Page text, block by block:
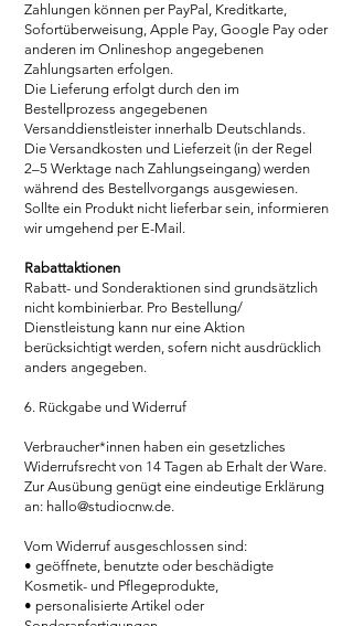
Zahlungen können per PayPal, Kreditkarte,
Sofortüberweisung, Apple Pay, Google Pay oder
anderen im Onlineshop angegebenen
Zahlungsarten erfolgen.
Die Lieferung erfolgt durch den im
Bestellprozess angegebenen
Versanddienstleister innerhalb Deutschlands.
Die Versandkosten und Lieferzeit (in der Regel
2–5 Werktage nach Zahlungseingang) werden
während des Bestellvorgangs ausgewiesen.
Sollte ein Produkt nicht lieferbar sein, informieren
wir umgehend per E-Mail.
Rabattaktionen
Rabatt- und Sonderaktionen sind grundsätzlich
nicht kombinierbar. Pro Bestellung/
Dienstleistung kann nur eine Aktion
berücksichtigt werden, sofern nicht ausdrücklich
anders angegeben.
6. Rückgabe und Widerruf
Verbraucher*innen haben ein gesetzliches
Widerrufsrecht von 14 Tagen ab Erhalt der Ware.
Zur Ausübung genügt eine eindeutige Erklärung
an: hallo@studiocnw.de.
Vom Widerruf ausgeschlossen sind:
• geöffnete, benutzte oder beschädigte
Kosmetik- und Pflegeprodukte,
• personalisierte Artikel oder